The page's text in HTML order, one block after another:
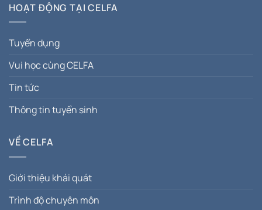
HOẠT ĐỘNG TẠI CELFA
Tuyển dụng
Vui học cùng CELFA
Tin tức
Thông tin tuyển sinh
VỀ CELFA
Giới thiệu khái quát
Trình độ chuyên môn